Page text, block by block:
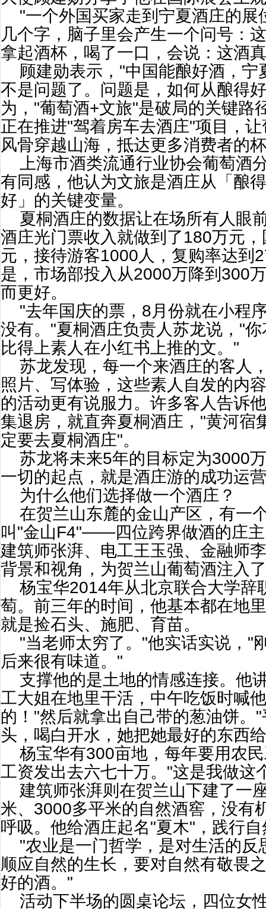
"一个外国买家走到宁夏酒庄的展
几个字，脑子里会产生一个问号：
拿起酒杯，喝了一口，会说：这酒
顾建勋表示，"中国能酿好酒，宁
不是问题了。问题是，如何从酿得
为，"葡萄酒+文旅"是破局的关键路
正在推进"驾着房车去酒庄"项目，
风骨穿越山海，抵达更多消费者的
上海市酒类流通行业协会葡萄酒
有同感，他认为文旅是酒庄从「酿
好」的关键变量。
夏桐酒庄的数据让在场所有人眼
酒庄光门票收入就做到了180万元
元，接待游客1000人，复购率达到
是，市场部投入从2000万降到300
而更好。
"去年国庆的票，8月份就在小程
没有。"夏桐酒庄负责人苏龙说，"
比得上素人在小红书上推的文。"
苏龙发现，每一个来酒庄的客人
照片、写体验，这些素人自发的内
的活动更有说服力。许多客人告诉
集退房，就直奔夏桐酒庄，"黄河宿
定要去夏桐酒庄"。
苏龙将未来5年的目标定为3000
一切的起点，就是酒庄游的成功运
为什么他们选择做一个酒庄？
在贺兰山东麓的金山产区，有一
叫"金山F4"——四位跨界做酒的庄
建筑师张湃、电工王玉强、金融师
背景和视角，为贺兰山葡萄酒注入
杨宝华2014年从北京联合大学辞
萄。前三年的时间，他基本都在地
就是捡石头、施肥、育苗。
"当老师太穷了。"他实话实说，"
后来很有味道。"
支撑他的是土地的情感连接。他
工大姐在地里干活，中午吃饭时喊
的！"然后就拿出自己带的葱油饼。
头，喝白开水，她把她最好的东西
杨宝华有300亩地，每年要用农
工资发出去六七十万。"这是我做这
建筑师张湃则在贺兰山下建了
米、3000多平米的自然酒窖，没有
呼吸。他给酒庄起名"夏木"，践行
"农业是一门哲学，是对生活的反
顺应自然的生长，要对自然有敬畏
好的酒。"
活动下半场的圆桌论坛，四位女